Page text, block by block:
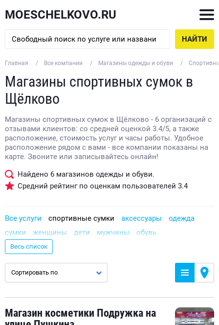
MOESCHELKOVO.RU
НАЙТИ
Главная Все компании Магазины одежды и обуви
Магазины спортивных сумок в
Щёлково
Магазины спортивных сумок в Щёлково - 6 организаций с
отзывами клиентов: со средней оценкой 3.4/5, а также
расположение, стоимость услуг и часы работы. Удобное
расположение рядом с вами - все компании показаны на
карте. Звоните или записывайтесь онлайн!
Найдено 6 магазинов одежды и обуви.
Средний рейтинг по оценкам пользователей 3.4
Все услуги спортивные сумки аксессуары
одежда
сумки
женщины дети мужчины
обувь
чулочно-носочные изделия
верхняя одежда
головные уборы
зонты
ювелирные украшения, бижутерия
бижутерия
спорт термобелье
джинсовая одежда
Весь список
Сортировать по
Магазин косметики Подружка на